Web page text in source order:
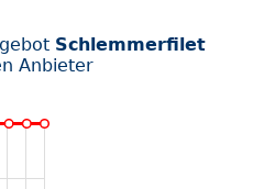
Schlemmerfilet
Anbieter